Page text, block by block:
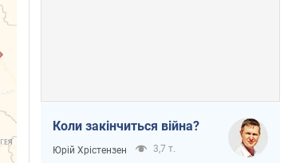
Коли закінчиться війна?
Юрій Хрістензен 3,7 т.